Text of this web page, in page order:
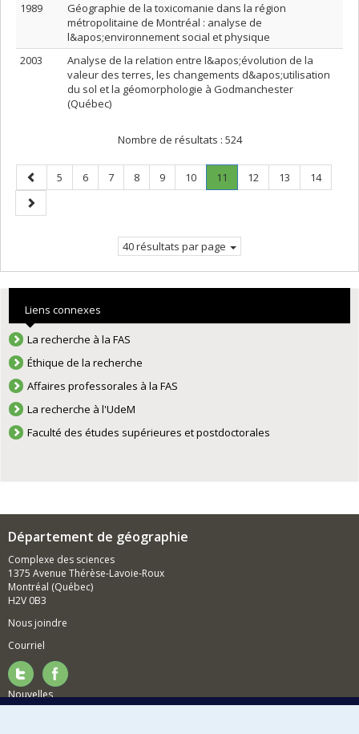
1989
Géographie de la toxicomanie dans la région
métropolitaine de Montréal : analyse de
l&apos;environnement social et physique
2003
Analyse de la relation entre l&apos;évolution de la
valeur des terres, les changements d&apos;utilisation
du sol et la géomorphologie à Godmanchester
(Québec)
Nombre de résultats : 524
Page
précédente
Page
5 Page
6 Page
7 Page
8 Page
9 Page
10 Page
11
Page
Page
12 Page
13 Page
14
Page
suivante
40 résultats par page
Liens connexes
La recherche à la FAS
Éthique de la recherche
Affaires professorales à la FAS
La recherche à l'UdeM
Faculté des études supérieures et postdoctorales
Département de géographie
Complexe des sciences
1375 Avenue Thérèse-Lavoie-Roux
Montréal (Québec)
H2V 0B3
Nous joindre
Courriel
Nouvelles